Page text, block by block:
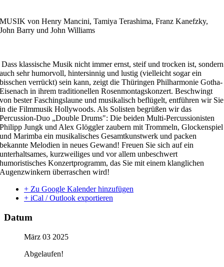
MUSIK von Henry Mancini, Tamiya Terashima, Franz Kanefzky,
John Barry und John Williams
Dass klassische Musik nicht immer ernst, steif und trocken ist, sondern
auch sehr humorvoll, hintersinnig und lustig (vielleicht sogar ein
bisschen verrückt) sein kann, zeigt die Thüringen Philharmonie Gotha-
Eisenach in ihrem traditionellen Rosenmontagskonzert. Beschwingt
von bester Faschingslaune und musikalisch beflügelt, entführen wir Sie
in die Filmmusik Hollywoods. Als Solisten begrüßen wir das
Percussion-Duo „Double Drums": Die beiden Multi-Percussionisten
Philipp Jungk und Alex Glöggler zaubern mit Trommeln, Glockenspiel
und Marimba ein musikalisches Gesamtkunstwerk und packen
bekannte Melodien in neues Gewand! Freuen Sie sich auf ein
unterhaltsames, kurzweiliges und vor allem unbeschwert
humoristisches Konzertprogramm, das Sie mit einem klanglichen
Augenzwinkern überraschen wird!
+ Zu Google Kalender hinzufügen
+ iCal / Outlook exportieren
Datum
März 03 2025
Abgelaufen!